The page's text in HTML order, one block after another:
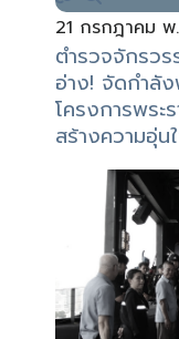
21 กรกฎาคม พ
ตำรวจจักรว
อ่าง! จัดกำลั
โครงการพระ
สร้างความอุ่น